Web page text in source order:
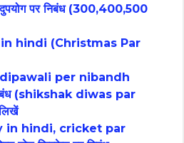
पर निबंध (300,400,500
in hindi (Christmas Par
dipawali per nibandh
(shikshak diwas par
in hindi, cricket par